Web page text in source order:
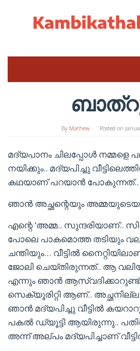
By Mathew Posted on
മദ്യപാനം ചിലപ്പോൾ നമ്മളെ
നയിക്കും.. മദ്യപിച്ചു
കഥയാണ് പറയാൻ പോകുന്നത്..
ഞാൻ അച്ഛന്റെയും
എന്റെ ‘അമ്മ.. സുന്ദരിയാണ്..
പോലെ പാകമൊത്ത തടിയും
ചന്തിയും… വീട്ടിൽ
ജോലി ചെയ്തിരുന്നത്.. ആ
എന്നും ഞാൻ
സെക്യൂരിറ്റി ആണ്..
ഞാൻ മദ്യപിച്ചു വീട്ടിൽ
പകൽ ഡ്യൂട്ടി ആയിരുന്നു..
അന്ന് അല്പം മദ്യപിച്ചാണ്